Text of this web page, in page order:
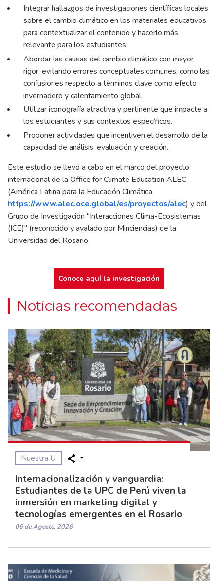
Integrar hallazgos de investigaciones científicas locales
sobre el cambio climático en los materiales educativos
para contextualizar el contenido y hacerlo más
relevante para los estudiantes.
Abordar las causas del cambio climático con mayor
rigor, evitando errores conceptuales comunes, como las
confusiones respecto a términos clave como efecto
invernadero y calentamiento global.
Utilizar iconografía atractiva y pertinente que impacte a
los estudiantes y sus contextos específicos.
Proponer actividades que incentiven el desarrollo de la
capacidad de análisis, evaluación y creación.
Este estudio se llevó a cabo en el marco del proyecto
internacional de la Office for Climate Education ALEC
(América Latina para la Educación Climática,
https://www.alec.oce.global/es/proyectos/alec) y del
Grupo de Investigación "Interacciones Clima-Ecosistemas
(ICE)" (reconocido y avalado por Minciencias) de la
Universidad del Rosario.
Conoce aquí la investigación
Noticias recomendadas
Nuestra U
Internacionalización y vanguardia:
Estudiantes de la UPC de Perú viven la
inmersión en marketing digital y
tecnologías emergentes en el Rosario
06 de Agosto, 2026